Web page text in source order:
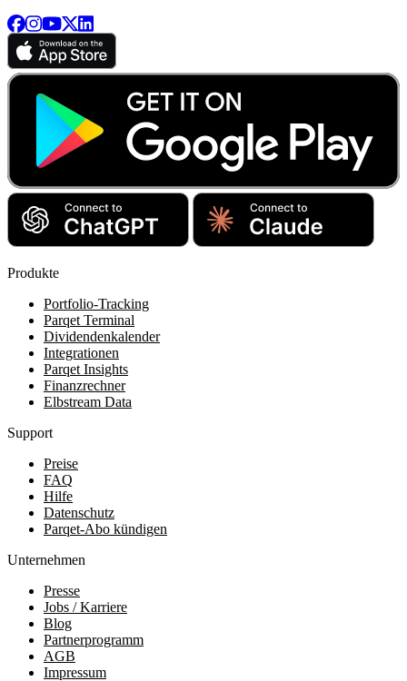
Produkte
Portfolio-Tracking
Parqet Terminal
Dividendenkalender
Integrationen
Parqet Insights
Finanzrechner
Elbstream Data
Support
Preise
FAQ
Hilfe
Datenschutz
Parqet-Abo kündigen
Unternehmen
Presse
Jobs / Karriere
Blog
Partnerprogramm
AGB
Impressum